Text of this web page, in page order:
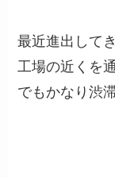
最近進出して
工場の近くを
でもかなり渋